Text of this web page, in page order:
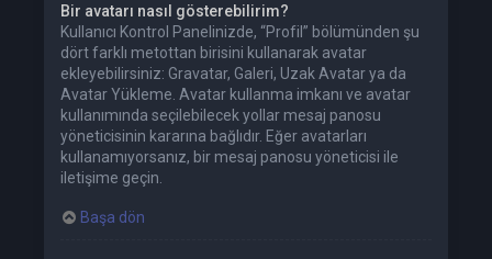
Bir avatarı nasıl gösterebilirim?
Kullanıcı Kontrol Panelinizde, “Profil” bölümünden şu
dört farklı metottan birisini kullanarak avatar
ekleyebilirsiniz: Gravatar, Galeri, Uzak Avatar ya da
Avatar Yükleme. Avatar kullanma imkanı ve avatar
kullanımında seçilebilecek yollar mesaj panosu
yöneticisinin kararına bağlıdır. Eğer avatarları
kullanamıyorsanız, bir mesaj panosu yöneticisi ile
iletişime geçin.
Başa dön